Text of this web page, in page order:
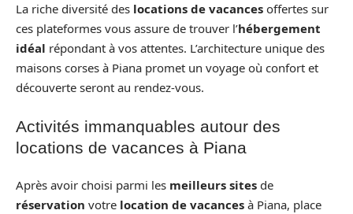
La riche diversité des locations de vacances offertes sur
ces plateformes vous assure de trouver l’hébergement
idéal répondant à vos attentes. L’architecture unique des
maisons corses à Piana promet un voyage où confort et
découverte seront au rendez-vous.
Activités immanquables autour des
locations de vacances à Piana
Après avoir choisi parmi les meilleurs sites de
réservation votre location de vacances à Piana, place